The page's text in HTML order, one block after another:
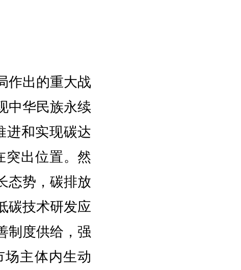
作出的重大战
中华民族永续
进和实现碳达
突出位置。然
态势，碳排放
碳技术研发应
制度供给，强
场主体内生动